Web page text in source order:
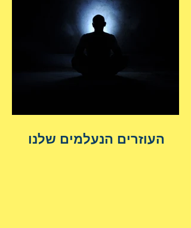
העוזרים הנעלמים שלנו